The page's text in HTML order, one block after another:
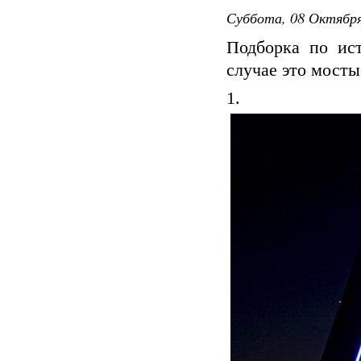
Суббота, 08
Подборка по
случае это
1.